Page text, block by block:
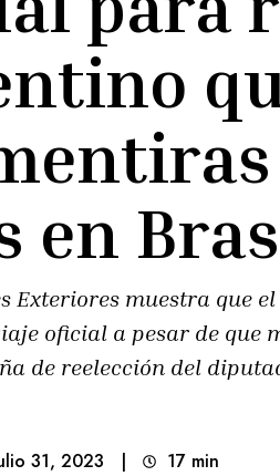
en
Exteriores muestra que
oficial a pesar de
de reelección del
31, 2023 | 17 min